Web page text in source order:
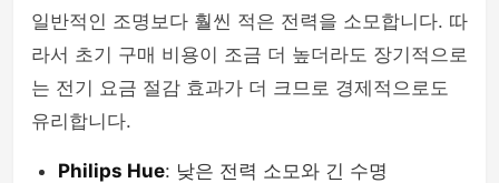
일반적인 조명보다 훨씬 적은 전력을 소모합니다. 따
라서 초기 구매 비용이 조금 더 높더라도 장기적으로
는 전기 요금 절감 효과가 더 크므로 경제적으로도
유리합니다.
Philips Hue: 낮은 전력 소모와 긴 수명